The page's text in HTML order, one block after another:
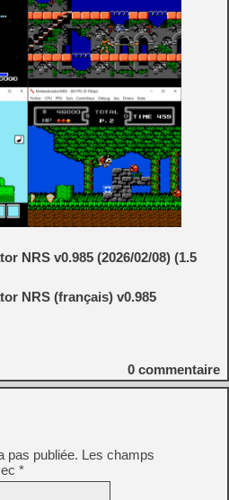
NRS v0.985 (2026/02/08) (1.5
NRS (français) v0.985
0 commentaire
pas publiée. Les champs
*